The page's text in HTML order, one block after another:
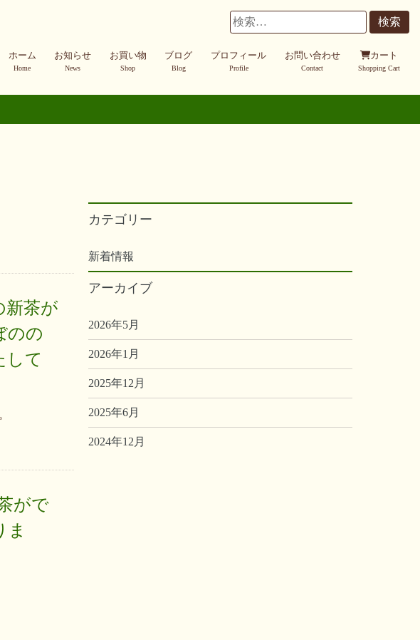
ホーム
Home
お知らせ
News
お買い物
Shop
ブログ
Blog
プロフィール
Profile
お問い合わせ
Contact
カート
Shopping Cart
検
索:
新茶が
のの
して
がで
ま
カテゴリー
新着情報
アーカイブ
2026年5月
2026年1月
2025年12月
2025年6月
2024年12月